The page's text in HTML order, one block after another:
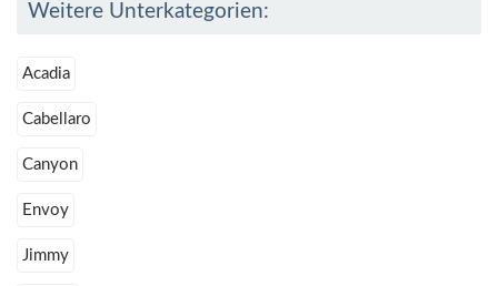
Weitere Unterkategorien:
Acadia
Cabellaro
Canyon
Envoy
Jimmy